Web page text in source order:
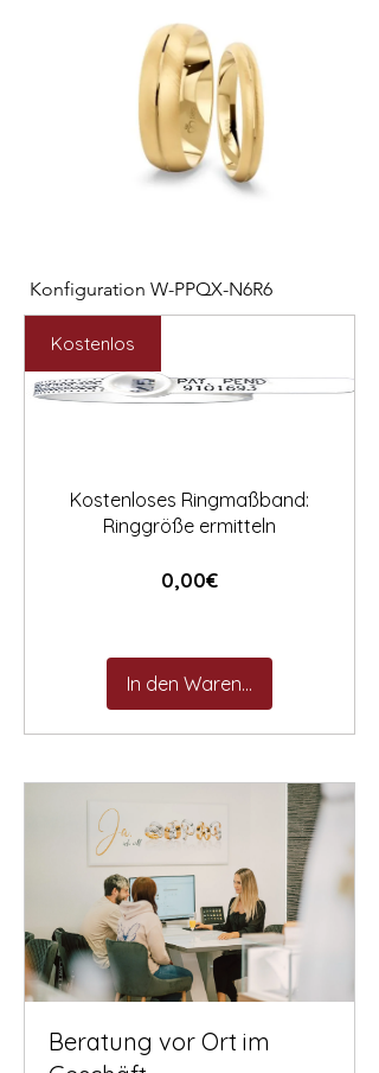
Konfiguration W-PPQX-N6R6
Preis
2.127,00 €
Preis
Kostenlos
Kostenloses Ringmaßband:
Ringgröße ermitteln
0,00€Preis
In den Warenkorb
Beratung vor Ort im